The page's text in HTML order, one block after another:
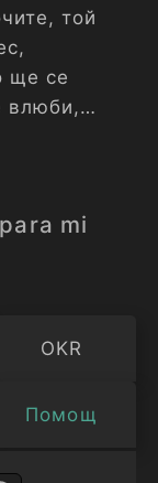
той
ще се
влюби,
mi
OKR
Помощ